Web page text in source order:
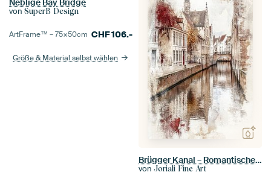
Neblige Bay Bridge
von SuperB Design
ArtFrame™ –75×50cm CHF106.-
Größe & Material selbst wählen
Brügger Kanal – Romantisches Stadtbild
von Joriali Fine Art